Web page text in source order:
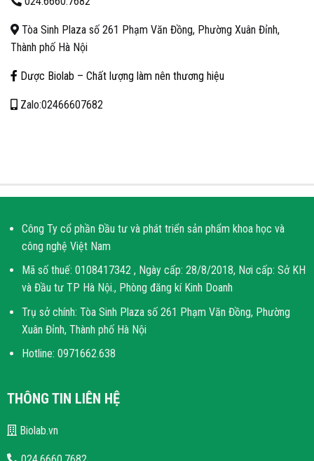
Tòa Sinh Plaza số 261 Phạm Văn Đồng, Phường Xuân Đỉnh,
Thành phố Hà Nội
Dược Biolab – Chất lượng làm nên thương hiệu
Zalo:02466607682
Công Ty cổ phần Đầu tư và phát triển sản phẩm khoa học và
công nghệ Việt Nam
Mã số thuế: 0108417342 , Ngày cấp: 28/8/2018, Nơi cấp: Sở KH
và Đầu tư TP Hà Nội., Phòng đăng kí Kinh Doanh
Trụ sở chính: Tòa Sinh Plaza số 261 Phạm Văn Đồng, Phường
Xuân Đỉnh, Thành phố Hà Nội
Hotline: 0971662.638
THÔNG TIN LIÊN HỆ
Biolab.vn